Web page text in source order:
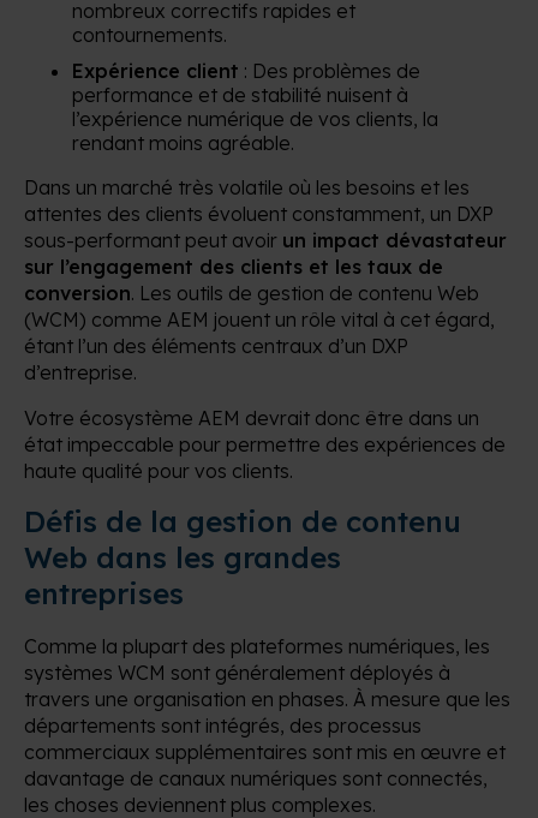
nombreux correctifs rapides et
contournements.
Expérience client : Des problèmes de
performance et de stabilité nuisent à
l’expérience numérique de vos clients, la
rendant moins agréable.
Dans un marché très volatile où les besoins et les
attentes des clients évoluent constamment, un DXP
sous-performant peut avoir un impact dévastateur
sur l’engagement des clients et les taux de
conversion. Les outils de gestion de contenu Web
(WCM) comme AEM jouent un rôle vital à cet égard,
étant l’un des éléments centraux d’un DXP
d’entreprise.
Votre écosystème AEM devrait donc être dans un
état impeccable pour permettre des expériences de
haute qualité pour vos clients.
Défis de la gestion de contenu
Web dans les grandes
entreprises
Comme la plupart des plateformes numériques, les
systèmes WCM sont généralement déployés à
travers une organisation en phases. À mesure que les
départements sont intégrés, des processus
commerciaux supplémentaires sont mis en œuvre et
davantage de canaux numériques sont connectés,
les choses deviennent plus complexes.